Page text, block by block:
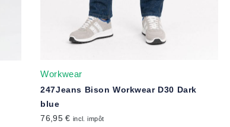
Workwear
247Jeans Bison Workwear D30 Dark
blue
76,95 € incl. impôt